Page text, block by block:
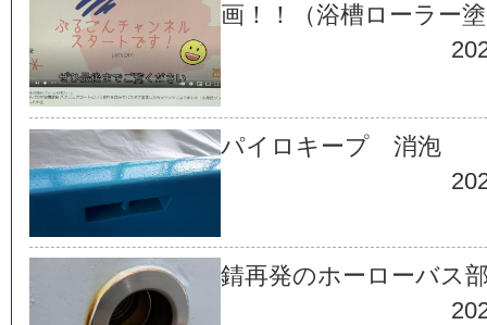
画！！（浴槽ローラー
パイロキープ 消泡
錆再発のホーローバス